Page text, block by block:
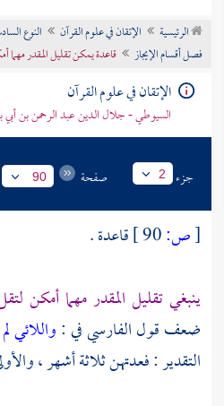
تراجم الأعلام
الرئيسية الإتقان في علوم القرآن
النوع
فصل أقسام الإيجاز
قاعدة يمكن تقليل المقدر مهما
الإتقان في علوم القرآن
السيوطي - جلال الدين عبد الرحمن بن
جزء 2 صفحة 90
[ص:
قاعدة .
ينبغي تقليل المقدر مهما أمكن
ضعف قولالفارسيفي :واللائي
التقدير : فعدتهن ثلاثة أشهر ،